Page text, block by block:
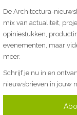
De Architectura-
mix van actualiteit,
opiniestukken,
evenementen, maar
meer.
Schrijf je nu in en
nieuwsbrieven in jouw